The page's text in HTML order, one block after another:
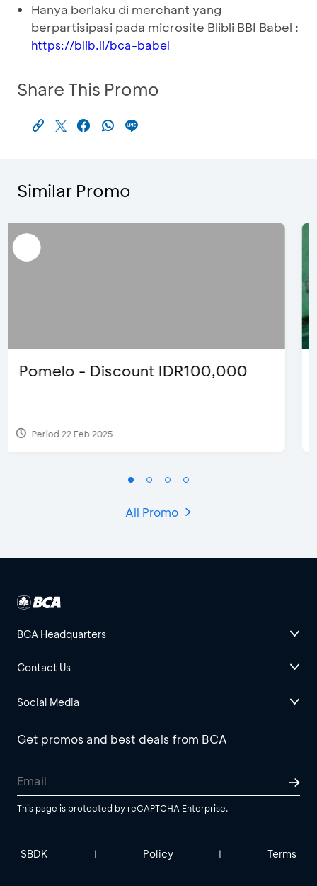
Hanya berlaku di merchant yang
berpartisipasi pada microsite Blibli BBI Babel :
https://blib.li/bca-babel
Share This Promo
Similar Promo
Justin Bieber
Period 29 Mar 2022
All Promo
BCA Headquarters
Contact Us
Social Media
Get promos and best deals from BCA
This page is protected by reCAPTCHA Enterprise.
SBDK | Policy | Terms